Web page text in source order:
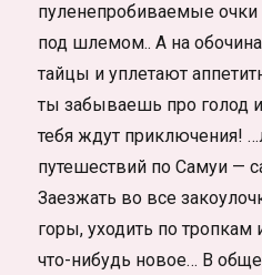
пуленепробиваемые
под шлемом.. А на
тайцы и уплетают
ты забываешь про голод
тебя ждут приключения!
путешествий по Самуи —
Заезжать во все
горы, уходить по тропкам
что-нибудь новое… В